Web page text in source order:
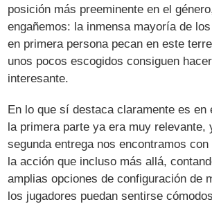
posición más preeminente en el
engañemos: la inmensa mayoría de
en primera persona pecan en este
unos pocos escogidos consiguen
interesante.
En lo que sí destaca claramente es en
la primera parte ya era muy relevante,
segunda entrega nos encontramos
la acción que incluso más allá,
amplias opciones de configuración de
los jugadores puedan sentirse